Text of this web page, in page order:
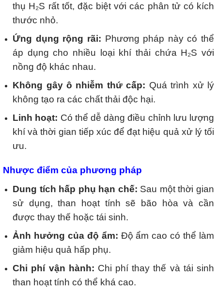
thụ H₂S rất tốt, đặc biệt với các phân tử có kích
thước nhỏ.
Ứng dụng rộng rãi: Phương pháp này có thể
áp dụng cho nhiều loại khí thải chứa H₂S với
nồng độ khác nhau.
Không gây ô nhiễm thứ cấp: Quá trình xử lý
không tạo ra các chất thải độc hại.
Linh hoạt: Có thể dễ dàng điều chỉnh lưu lượng
khí và thời gian tiếp xúc để đạt hiệu quả xử lý tối
ưu.
Nhược điểm của phương pháp
Dung tích hấp phụ hạn chế: Sau một thời gian
sử dụng, than hoạt tính sẽ bão hòa và cần
được thay thế hoặc tái sinh.
Ảnh hưởng của độ ẩm: Độ ẩm cao có thể làm
giảm hiệu quả hấp phụ.
Chi phí vận hành: Chi phí thay thế và tái sinh
than hoạt tính có thể khá cao.